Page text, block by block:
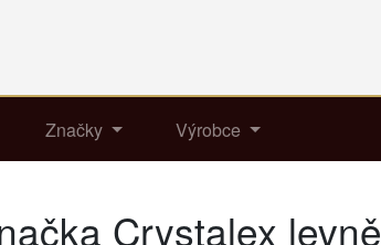
Značky Výrobce
Crystalex levně